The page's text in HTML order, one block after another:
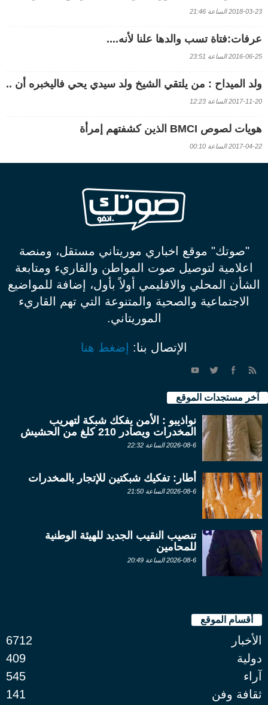
2018-03-23 الساعة 21:46
عرفات:فتاة تسب والدها علنا لأنه....
2016-06-25 الساعة 23:51
ولد الميداح : من يلتقي الشيخ ولد سيدي يحي فاليخبره أن ..
2017-11-20 الساعة 12:23
هويات لصوص BMCI الذين كشفتهم إمرأة
2017-04-22 الساعة 00:10
"صوتك" موقع اخباري موريتاني مستقل، ومنصة
اعلامية لتوصيل صوت المواطن والقاريء ومتابعة
الشأن المحلي والاقليمي أولاً بأول، إضافة للمواضيع
الاجتماعية والصحية والمتنوعة التي تهم القاريء
الموريتاني.
الإتصال بنا: إضغط هنا
آخر مستجدات الموقع
نواذيبو : الأمن يفكك شبكة لتهريب
المخدرات ويصادر 210 كلغ من الحشيش
2026-08-6 الساعة 22:32
أطار: تفكيك شبكتين للإتجار بالمخدرات
2026-08-6 الساعة 21:50
تنصيب النقيب الجديد للهيئة الوطنية
للمحامين
2026-08-6 الساعة 20:49
أقسام الموقع
الأخبار
6712
دولية
409
آراء
545
ثقافة وفن
141